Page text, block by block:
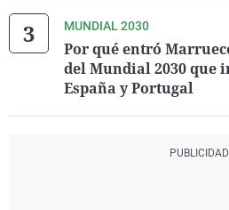
MUNDIAL 2030
Por qué entró
del Mundial 2030 que
España y Portugal